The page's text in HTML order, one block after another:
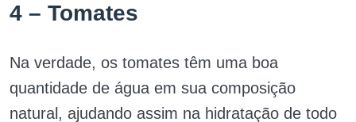
4 – Tomates
Na verdade, os tomates têm uma boa
quantidade de água em sua composição
natural, ajudando assim na hidratação de todo